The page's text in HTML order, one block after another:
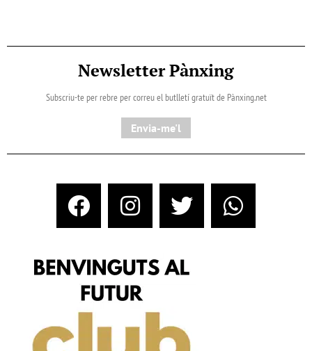
Newsletter Pànxing
Subscriu-te per rebre per correu el butlletí gratuït de Pànxing.net​
Envia-me'l